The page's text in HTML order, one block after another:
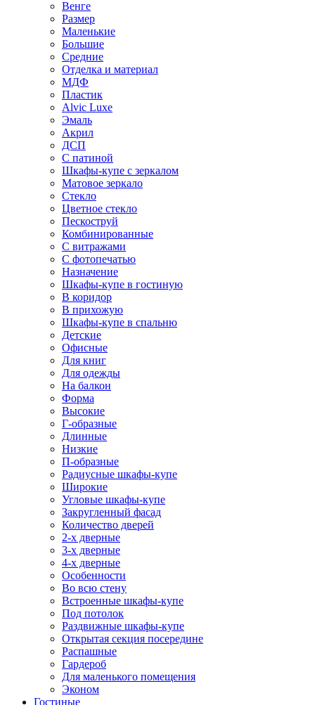
Венге
Размер
Маленькие
Большие
Средние
Отделка и материал
МДФ
Пластик
Alvic Luxe
Эмаль
Акрил
ДСП
С патиной
Шкафы-купе с зеркалом
Матовое зеркало
Стекло
Цветное стекло
Пескоструй
Комбинированные
С витражами
С фотопечатью
Назначение
Шкафы-купе в гостиную
В коридор
В прихожую
Шкафы-купе в спальню
Детские
Офисные
Для книг
Для одежды
На балкон
Форма
Высокие
Г-образные
Длинные
Низкие
П-образные
Радиусные шкафы-купе
Широкие
Угловые шкафы-купе
Закругленный фасад
Количество дверей
2-х дверные
3-х дверные
4-х дверные
Особенности
Во всю стену
Встроенные шкафы-купе
Под потолок
Раздвижные шкафы-купе
Открытая секция посередине
Распашные
Гардероб
Для маленького помещения
Эконом
Гостиные